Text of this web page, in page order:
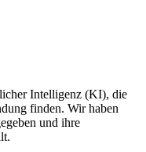
Intelligenz (KI), die
finden. Wir haben
und ihre